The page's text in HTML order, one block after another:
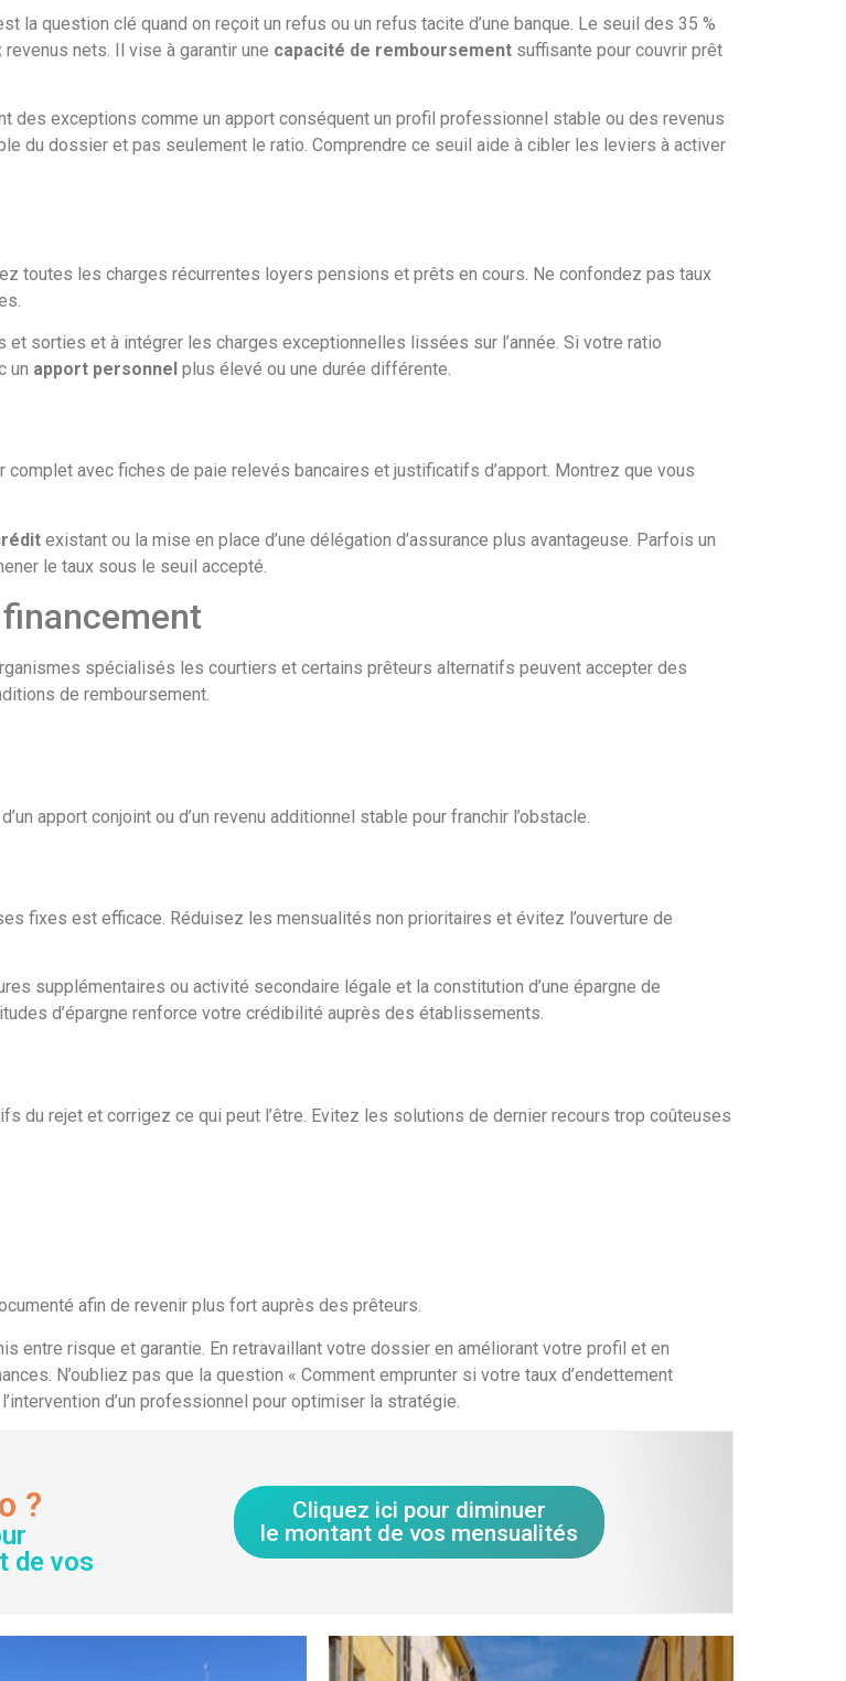
la question clé quand on reçoit un refus ou un refus tacite d’une banque. Le seuil des 35 %
nets. Il vise à garantir une capacité de remboursement suffisante pour couvrir prêt
des exceptions comme un apport conséquent un profil professionnel stable ou des revenus
du dossier et pas seulement le ratio. Comprendre ce seuil aide à cibler les leviers à activer
toutes les charges récurrentes loyers pensions et prêts en cours. Ne confondez pas taux
sorties et à intégrer les charges exceptionnelles lissées sur l’année. Si votre ratio
un apport personnel plus élevé ou une durée différente.
avec fiches de paie relevés bancaires et justificatifs d’apport. Montrez que vous
existant ou la mise en place d’une délégation d’assurance plus avantageuse. Parfois un
le taux sous le seuil accepté.
spécialisés les courtiers et certains prêteurs alternatifs peuvent accepter des
de remboursement.
apport conjoint ou d’un revenu additionnel stable pour franchir l’obstacle.
fixes est efficace. Réduisez les mensualités non prioritaires et évitez l’ouverture de
supplémentaires ou activité secondaire légale et la constitution d’une épargne de
d’épargne renforce votre crédibilité auprès des établissements.
du rejet et corrigez ce qui peut l’être. Evitez les solutions de dernier recours trop coûteuses
afin de revenir plus fort auprès des prêteurs.
entre risque et garantie. En retravaillant votre dossier en améliorant votre profil et en
N’oubliez pas que la question « Comment emprunter si votre taux d’endettement
d’un professionnel pour optimiser la stratégie.
?
de vos
Cliquez ici pour diminuer
le montant de vos mensualités